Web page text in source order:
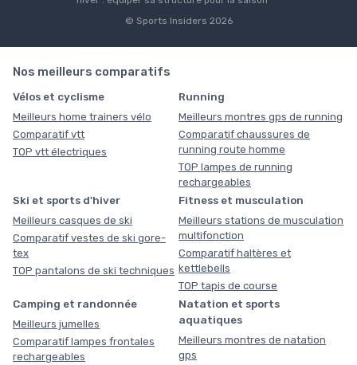
© Sports Insiders 2026
Nos meilleurs comparatifs
Vélos et cyclisme
Meilleurs home trainers vélo
Comparatif vtt
TOP vtt électriques
Running
Meilleurs montres gps de running
Comparatif chaussures de
running route homme
TOP lampes de running
rechargeables
Ski et sports d'hiver
Meilleurs casques de ski
Comparatif vestes de ski gore-
tex
TOP pantalons de ski techniques
Fitness et musculation
Meilleurs stations de musculation
multifonction
Comparatif haltères et
kettlebells
TOP tapis de course
Camping et randonnée
Meilleurs jumelles
Comparatif lampes frontales
rechargeables
Natation et sports
aquatiques
Meilleurs montres de natation
gps